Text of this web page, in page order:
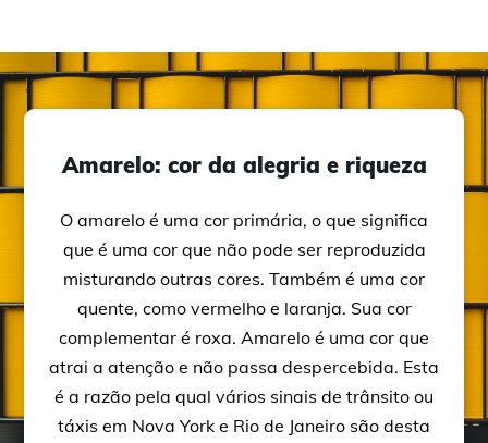
Amarelo: cor da alegria e riqueza
O amarelo é uma cor primária, o que significa
que é uma cor que não pode ser reproduzida
misturando outras cores. Também é uma cor
quente, como vermelho e laranja. Sua cor
complementar é roxa. Amarelo é uma cor que
atrai a atenção e não passa despercebida. Esta
é a razão pela qual vários sinais de trânsito ou
táxis em Nova York e Rio de Janeiro são desta